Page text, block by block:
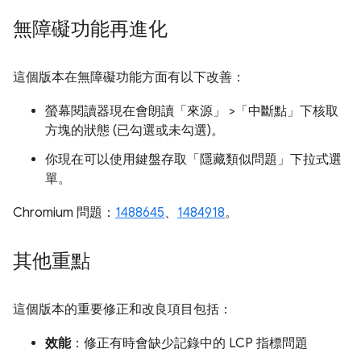
無障礙功能再進化
這個版本在無障礙功能方面有以下改善：
螢幕閱讀器現在會朗讀「來源」 >「中斷點」 下核取
方塊的狀態 (已勾選或未勾選)。
你現在可以使用鍵盤存取「隱藏類似問題」 下拉式選
單。
Chromium 問題： 1488645、 1484918。
其他重點
這個版本的重要修正和改良項目包括：
效能：修正有時會缺少記錄中的 LCP 指標問題